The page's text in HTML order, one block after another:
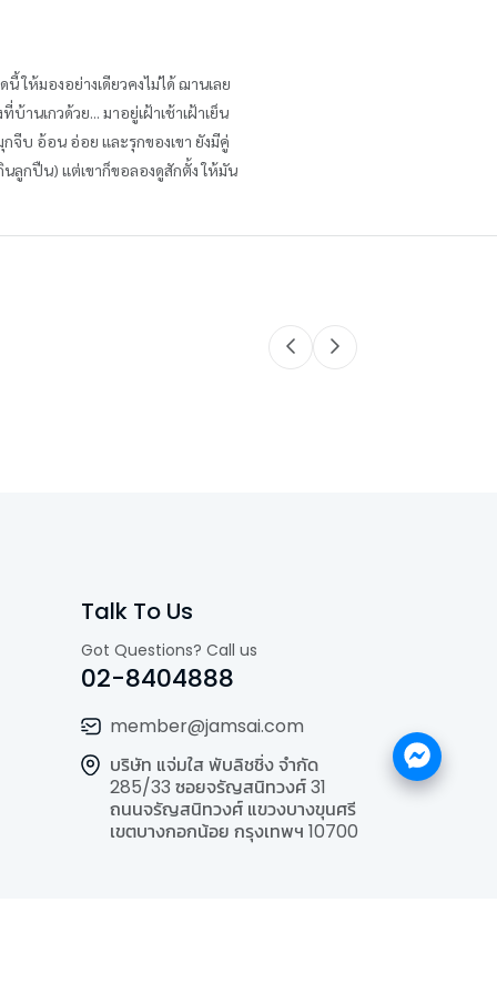
ให้มองอย่างเดียวคงไม่ได้ ฌานเลย
านเกวด้วย... มาอยู่เฝ้าเช้าเฝ้าเย็น
จีบ อ้อน อ่อย และรุกของเขา ยังมีคู่
นลูกปืน) แต่เขาก็ขอลองดูสักตั้ง ให้มัน
Talk To Us
Got Questions? Call us
02-8404888
member@jamsai.com
บริษัท แจ่มใส พับลิชชิ่ง จำกัด
285/33 ซอยจรัญสนิทวงศ์ 31
ถนนจรัญสนิทวงศ์ แขวงบางขุนศรี
เขตบางกอกน้อย กรุงเทพฯ 10700